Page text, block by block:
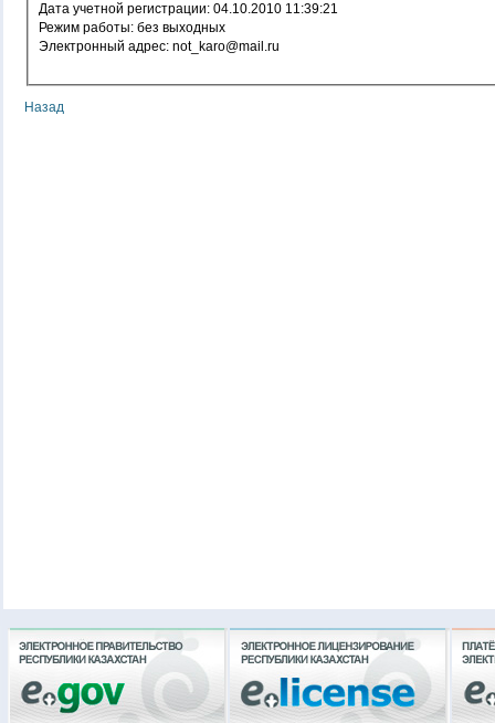
Дата учетной регистрации: 04.10.2010 11:39:21
Режим работы: без выходных
Электронный адрес: not_karo@mail.ru
Назад